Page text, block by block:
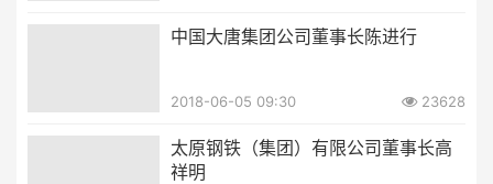
中国大唐集团公司董事长陈进行
2018-06-05 09:30 23628
太原钢铁（集团）有限公司董事长高
祥明